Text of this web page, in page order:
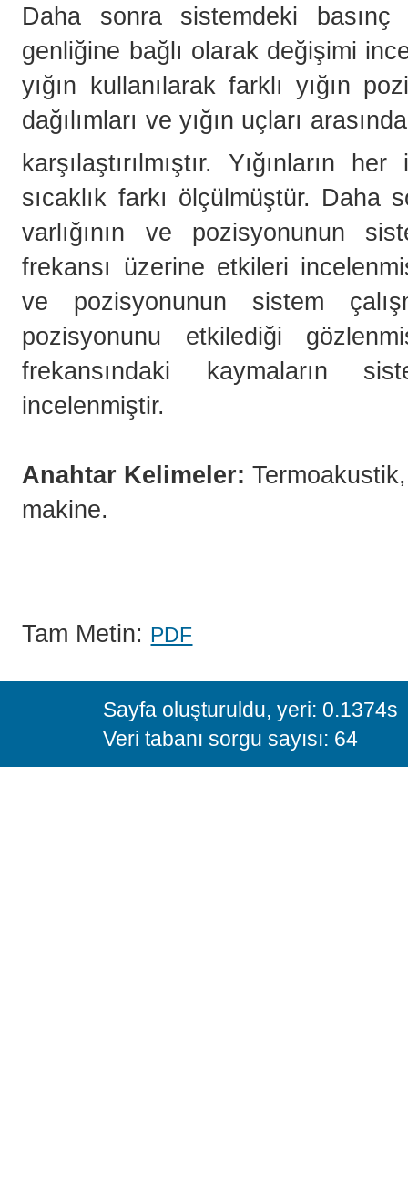
Daha sonra sistemdeki basınç
genliğine bağlı olarak değişimi
yığın kullanılarak farklı yığın
dağılımları ve yığın uçları
karşılaştırılmıştır. Yığınların
sıcaklık farkı ölçülmüştür. Daha
varlığının ve pozisyonunun
frekansı üzerine etkileri
ve pozisyonunun sistem
pozisyonunu etkilediği
frekansındaki kaymaların
incelenmiştir.
Anahtar Kelimeler:
makine.
Tam Metin: PDF
Sayfa oluşturuldu, yeri: 0.1374s
Veri tabanı sorgu sayısı: 64